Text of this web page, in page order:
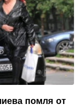
помля от